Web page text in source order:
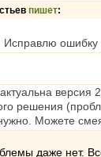
пишет:
Исправлю ошибку
версия
решения
Можете
даже нет.